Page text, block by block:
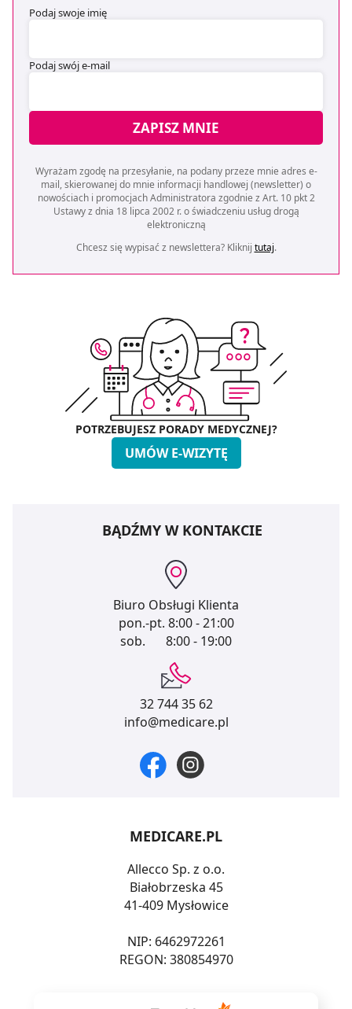
Podaj swoje imię
Podaj swój e-mail
ZAPISZ MNIE
Wyrażam zgodę na przesyłanie, na podany przeze mnie adres e-
mail, skierowanej do mnie informacji handlowej (newsletter) o
nowościach i promocjach Administratora zgodnie z Art. 10 pkt 2
Ustawy z dnia 18 lipca 2002 r. o świadczeniu usług drogą
elektroniczną
Chcesz się wypisać z newslettera? Kliknij tutaj.
POTRZEBUJESZ PORADY MEDYCZNEJ?
UMÓW E-WIZYTĘ
BĄDŹMY W KONTAKCIE
Biuro Obsługi Klienta
pon.-pt. 8:00 - 21:00
sob.
8:00 - 19:00
32 744 35 62
info@medicare.pl
MEDICARE.PL
Allecco Sp. z o.o.
Białobrzeska 45
41-409 Mysłowice
NIP: 6462972261
REGON: 380854970